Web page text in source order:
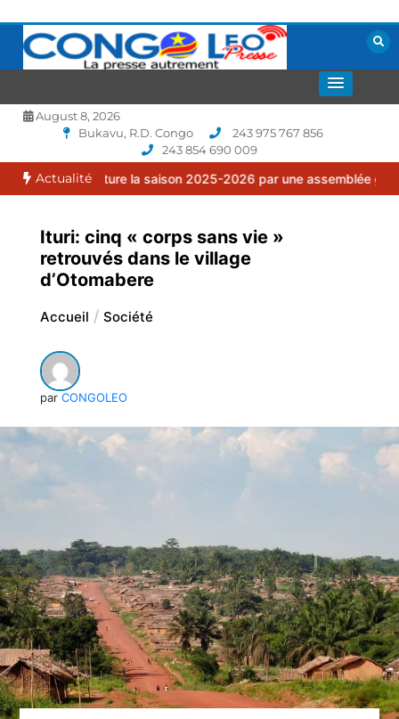
contenu
CONGOLEO
August 8, 2026
Bukavu, R.D. Congo
243 975 767 856
243 854 690 009
Actualité
la saison 2025-2026 par une assemblée générale ordinaire.
Ituri: cinq « corps sans vie »
retrouvés dans le village
d’Otomabere
Accueil Société
par CONGOLEO